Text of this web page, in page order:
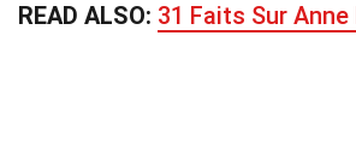
READ ALSO: 31 Faits Sur Anne